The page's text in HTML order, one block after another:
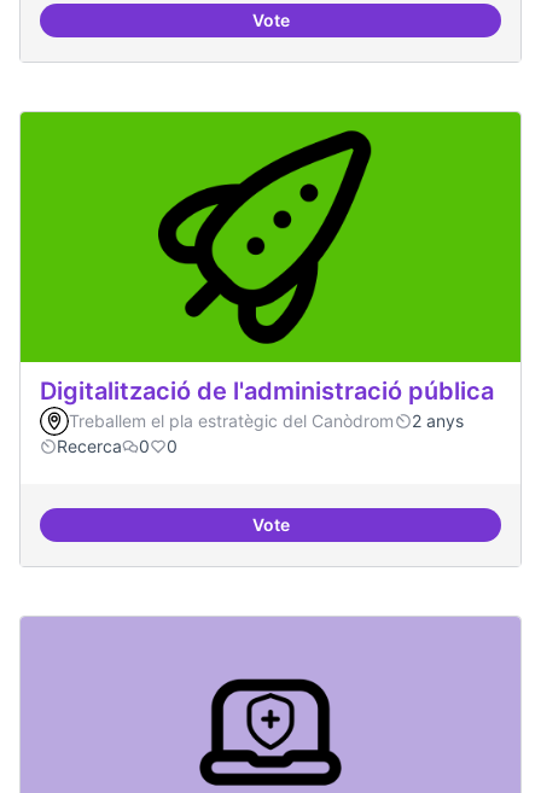
VoteDefinició del currículum del
Digitalització de l'administració pública
Treballem el pla estratègic del Canòdrom
2 anys
Recerca
0 0
VoteDigitalització de l'administració